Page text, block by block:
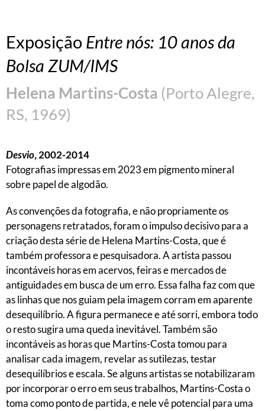
Exposição Entre nós: 10 anos da
Bolsa ZUM/IMS
Helena Martins-Costa (Porto Alegre,
RS, 1969)
Desvio, 2002-2014
Fotografias impressas em 2023 em pigmento mineral
sobre papel de algodão.
As convenções da fotografia, e não propriamente os
personagens retratados, foram o impulso decisivo para a
criação desta série de Helena Martins-Costa, que é
também professora e pesquisadora. A artista passou
incontáveis horas em acervos, feiras e mercados de
antiguidades em busca de um erro. Essa falha faz com que
as linhas que nos guiam pela imagem corram em aparente
desequilíbrio. A figura permanece e até sorri, embora todo
o resto sugira uma queda inevitável. Também são
incontáveis as horas que Martins-Costa tomou para
analisar cada imagem, revelar as sutilezas, testar
desequilíbrios e escala. Se alguns artistas se notabilizaram
por incorporar o erro em seus trabalhos, Martins-Costa o
toma como ponto de partida, e nele vê potencial para uma